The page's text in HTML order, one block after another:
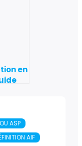
en
ASP
AIF